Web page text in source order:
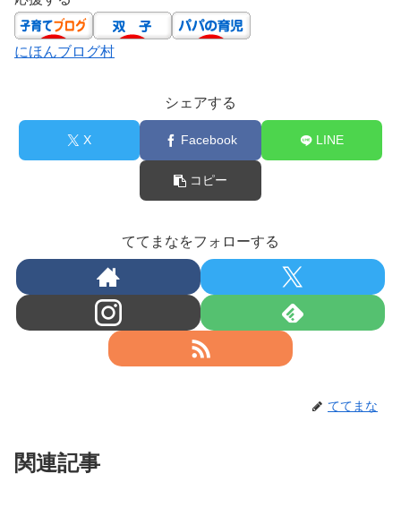
にほんブログ村
シェアする
X Facebook LINE
コピー
ててまなをフォローする
ててまな
関連記事